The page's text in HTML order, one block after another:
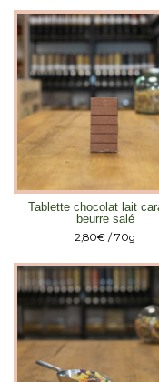
Tablette chocolat lait
beurre salé
2,80€ / 70g